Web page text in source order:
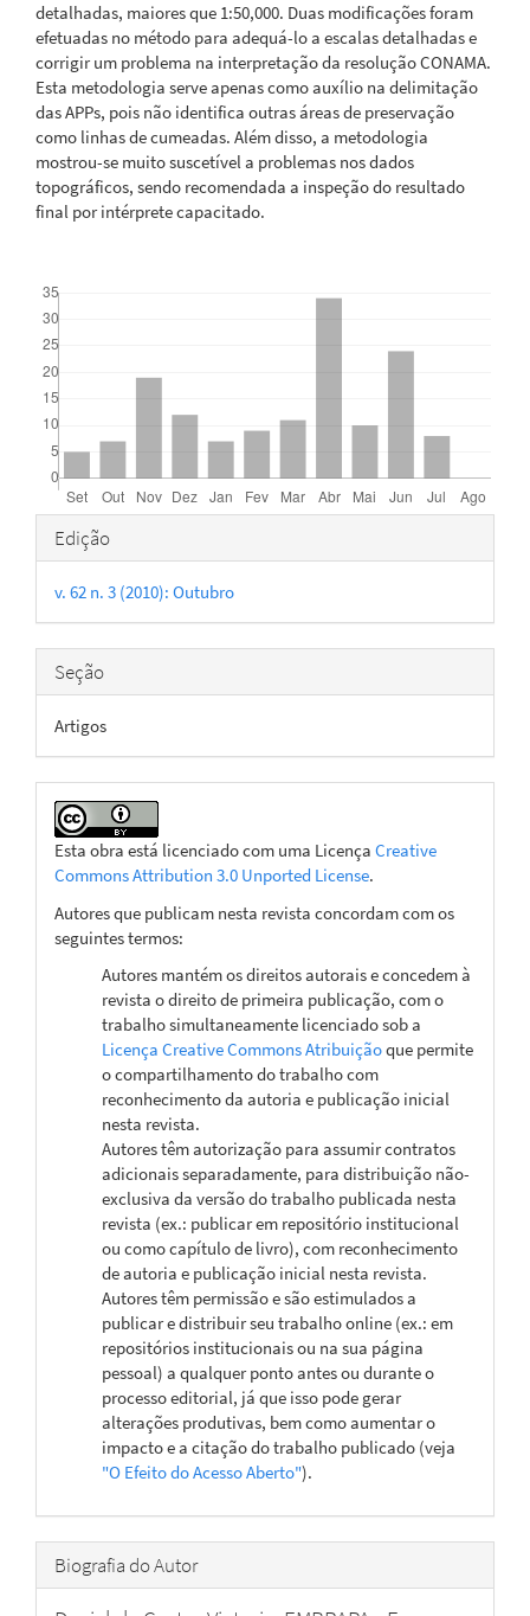
detalhadas, maiores que 1:50,000. Duas modificações foram
efetuadas no método para adequá-lo a escalas detalhadas e
corrigir um problema na interpretação da resolução CONAMA.
Esta metodologia serve apenas como auxílio na delimitação
das APPs, pois não identifica outras áreas de preservação
como linhas de cumeadas. Além disso, a metodologia
mostrou-se muito suscetível a problemas nos dados
topográficos, sendo recomendada a inspeção do resultado
final por intérprete capacitado.
Detalhes
do
artigo
Edição
v. 62 n. 3 (2010): Outubro
Seção
Artigos
Esta obra está licenciado com uma Licença Creative
Commons Attribution 3.0 Unported License.
Autores que publicam nesta revista concordam com os
seguintes termos:
Autores mantém os direitos autorais e concedem à
revista o direito de primeira publicação, com o
trabalho simultaneamente licenciado sob a
Licença Creative Commons Atribuiçãoque permite
o compartilhamento do trabalho com
reconhecimento da autoria e publicação inicial
nesta revista.
Autores têm autorização para assumir contratos
adicionais separadamente, para distribuição não-
exclusiva da versão do trabalho publicada nesta
revista (ex.: publicar em repositório institucional
ou como capítulo de livro), com reconhecimento
de autoria e publicação inicial nesta revista.
Autores têm permissão e são estimulados a
publicar e distribuir seu trabalho online (ex.: em
repositórios institucionais ou na sua página
pessoal) a qualquer ponto antes ou durante o
processo editorial, já que isso pode gerar
alterações produtivas, bem como aumentar o
impacto e a citação do trabalho publicado (veja
"O Efeito do Acesso Aberto").
Biografia do Autor